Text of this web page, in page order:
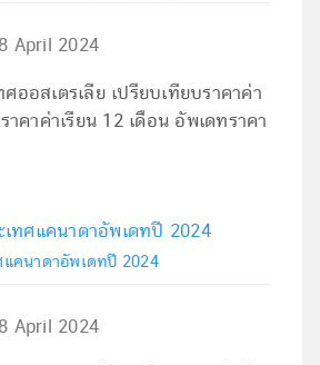
April 2024
ศออสเตรเลีย เปรียบเทียบราคาค่า
าคาค่าเรียน 12 เดือน อัพเดทราคา
แคนาดาอัพเดทปี 2024
April 2024